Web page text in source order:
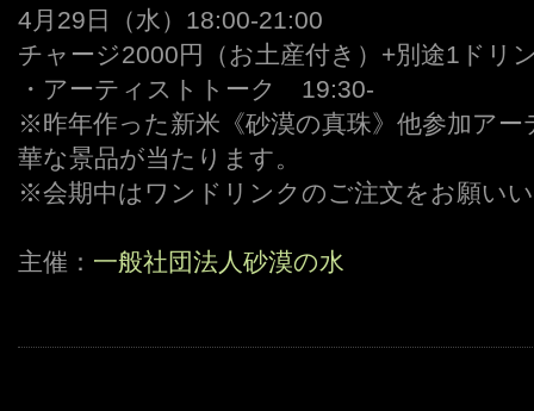
4月29日（水）18:00-21:00
チャージ2000円（お土産付き）+別途1ドリ
・アーティストトーク 19:30-
※昨年作った新米《砂漠の真珠》他参加ア
華な景品が当たります。
※会期中はワンドリンクのご注文をお願い
主催： 一般社団法人砂漠の水